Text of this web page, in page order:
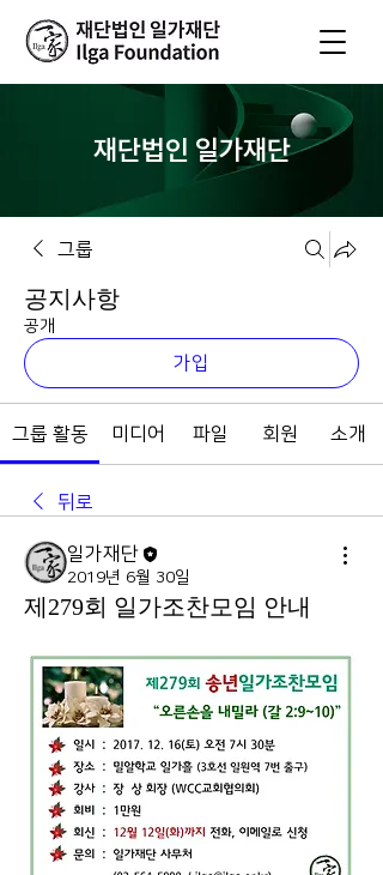
재단법인 일가재단
그룹
공지사항
공개
가입
그룹 활동 미디어 파일 회원 소개
뒤로
일가재단
2019년 6월 30일
제279회 일가조찬모임 안내